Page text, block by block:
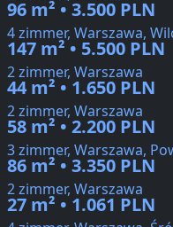
96 m² • 3.500 PLN
4 zimmer, Warszawa,
147 m² • 5.500 PLN
2 zimmer, Warszawa
44 m² • 1.650 PLN
2 zimmer, Warszawa
58 m² • 2.200 PLN
3 zimmer, Warszawa,
86 m² • 3.350 PLN
2 zimmer, Warszawa
27 m² • 1.061 PLN